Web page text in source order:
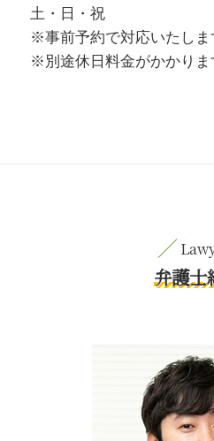
土・日・祝
※事前予約で対応いたしま
※別途休日料金がかかりま
弁護士